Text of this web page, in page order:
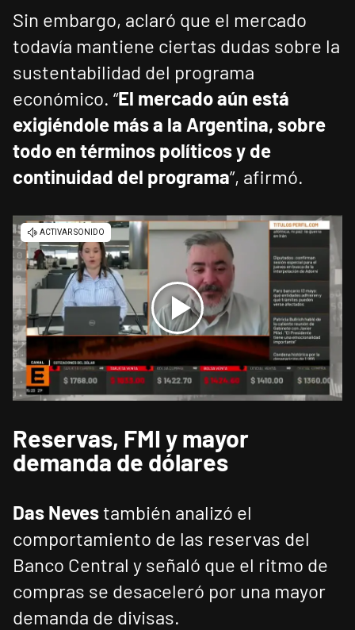
Sin embargo, aclaró que el mercado
todavía mantiene ciertas dudas sobre la
sustentabilidad del programa
económico. “El mercado aún está
exigiéndole más a la Argentina, sobre
todo en términos políticos y de
continuidad del programa”, afirmó.
Reservas, FMI y mayor
demanda de dólares
Das Nevestambién analizó el
comportamiento de las reservas del
Banco Central y señaló que el ritmo de
compras se desaceleró por una mayor
demanda de divisas.